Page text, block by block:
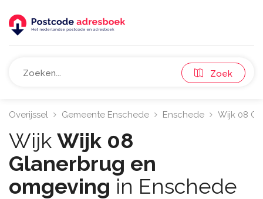
Zoek
Overijssel Gemeente Enschede Enschede Wijk 08
Wijk Wijk 08
Glanerbrug en
omgeving in Enschede